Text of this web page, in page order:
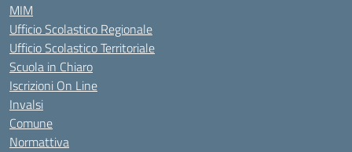
MIM
Ufficio Scolastico Regionale
Ufficio Scolastico Territoriale
Scuola in Chiaro
Iscrizioni On Line
Invalsi
Comune
Normattiva